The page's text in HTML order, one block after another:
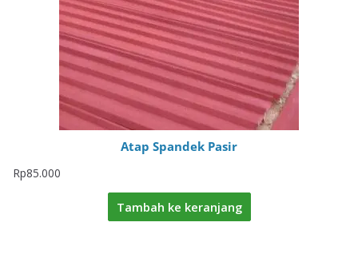
Atap Spandek Pasir
Rp85.000
Tambah ke keranjang